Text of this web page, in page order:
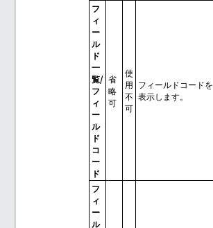
フ
ィ
ー
ル
ド
一
覧/
フ
ィ
ー
ル
ド
コ
ー
ド
省
略
可
使
用
不
可
フィールドコードを
表示します。
フ
ィ
ー
ル